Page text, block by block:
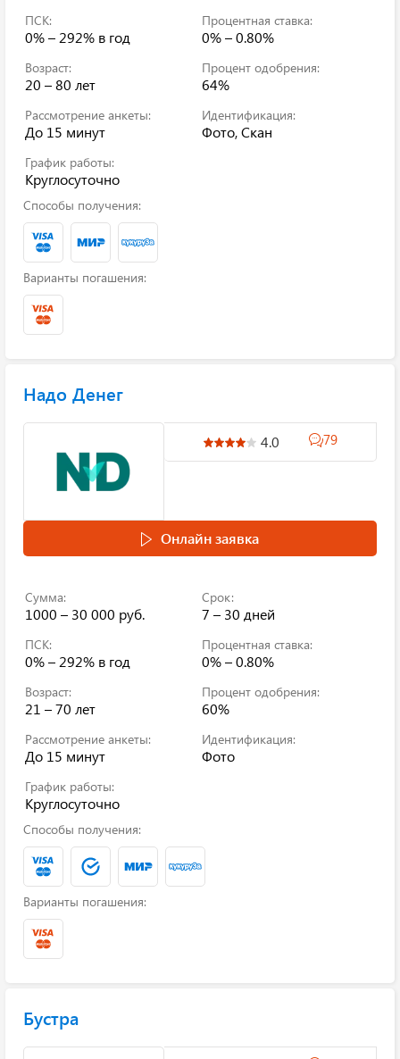
ПСК:
0% – 292% в год
Процентная ставка:
0% – 0.80%
Возраст:
20 – 80 лет
Процент одобрения:
64%
Рассмотрение анкеты:
До 15 минут
Идентификация:
Фото, Скан
График работы:
Круглосуточно
Способы получения:
Варианты погашения:
Надо Денег
4.0 79
Онлайн заявка
Сумма:
1000 – 30 000 руб.
Срок:
7 – 30 дней
ПСК:
0% – 292% в год
Процентная ставка:
0% – 0.80%
Возраст:
21 – 70 лет
Процент одобрения:
60%
Рассмотрение анкеты:
До 15 минут
Идентификация:
Фото
График работы:
Круглосуточно
Способы получения:
Варианты погашения:
Бустра